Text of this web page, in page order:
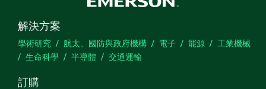
解決方案
學術研究 航太、國防與政府機構 電子 能源
工業機械
生命科學
半導體 交通運輸
訂購